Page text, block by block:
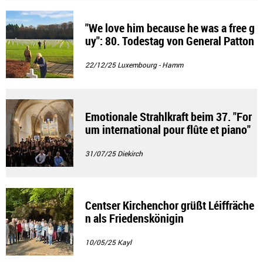
"We love him because he was a free g
uy": 80. Todestag von General Patton
22/12/25Luxembourg - Hamm
Emotionale Strahlkraft beim 37. "For
um international pour flûte et piano"
31/07/25Diekirch
Centser Kirchenchor grüßt Léiffräche
n als Friedenskönigin
10/05/25Kayl